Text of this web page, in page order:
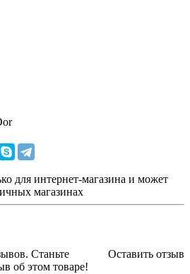
для интернет-магазина и может
магазинах
Оставить отзыв
Станьте
об этом товаре!